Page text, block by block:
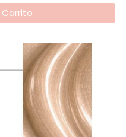
Carrito